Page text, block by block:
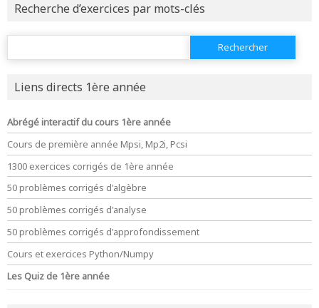
Recherche d’exercices par mots-clés
Rechercher :
Liens directs 1ère année
Abrégé interactif du cours 1ère année
Cours de première année Mpsi, Mp2i, Pcsi
1300 exercices corrigés de 1ère année
50 problèmes corrigés d'algèbre
50 problèmes corrigés d'analyse
50 problèmes corrigés d'approfondissement
Cours et exercices Python/Numpy
Les Quiz de 1ère année